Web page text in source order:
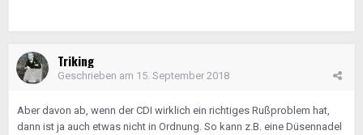
Triking
Geschrieben am 15. September 2018
Aber davon ab, wenn der CDI wirklich ein richtiges Rußproblem hat,
dann ist ja auch etwas nicht in Ordnung. So kann z.B. eine Düsennadel